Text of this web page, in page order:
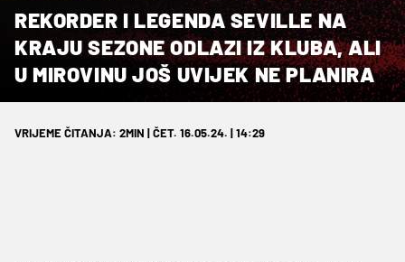
REKORDER I LEGENDA SEVILLE NA
KRAJU SEZONE ODLAZI IZ KLUBA, ALI
U MIROVINU JOŠ UVIJEK NE PLANIRA
VRIJEME ČITANJA: 2MIN | ČET. 16.05.24. | 14:29